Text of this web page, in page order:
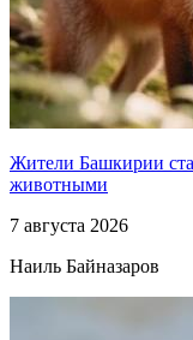
Жители Башкирии
животными
7 августа 2026
Наиль Байназаров